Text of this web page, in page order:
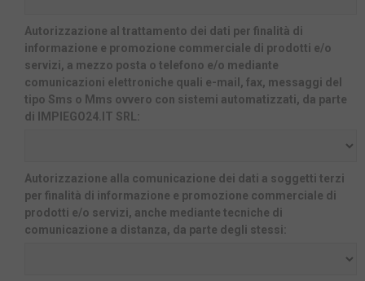
Autorizzazione al trattamento dei dati per finalità di
informazione e promozione commerciale di prodotti e/o
servizi, a mezzo posta o telefono e/o mediante
comunicazioni elettroniche quali e-mail, fax, messaggi del
tipo Sms o Mms ovvero con sistemi automatizzati, da parte
di IMPIEGO24.IT SRL:
Autorizzazione alla comunicazione dei dati a soggetti terzi
per finalità di informazione e promozione commerciale di
prodotti e/o servizi, anche mediante tecniche di
comunicazione a distanza, da parte degli stessi: